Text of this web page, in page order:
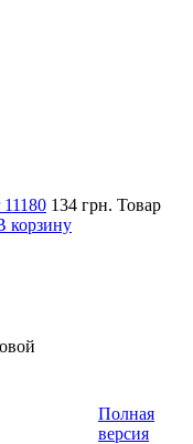
134 грн. Товар
корзину
Полная
версия